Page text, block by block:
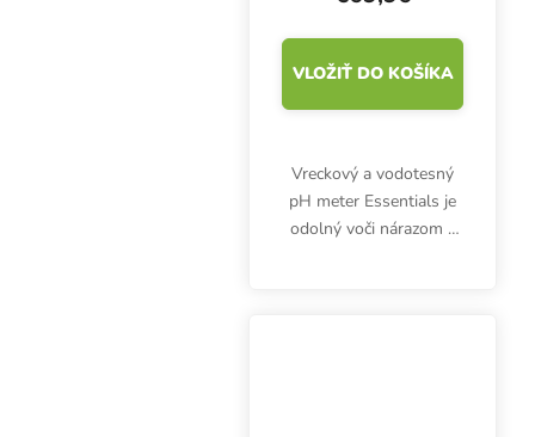
VLOŽIŤ DO KOŠÍKA
Vreckový a vodotesný
pH meter Essentials je
odolný voči nárazom a